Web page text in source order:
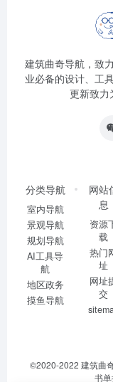
建筑曲奇导航 ，致
业必备的设计、工
更新致力
分类导航
室内导航
景观导航
规划导航
AI工具导
航
地区政务
摸鱼导航
网站
息
资源
载
热门
址
网址
交
©2020-2022 建筑曲
书